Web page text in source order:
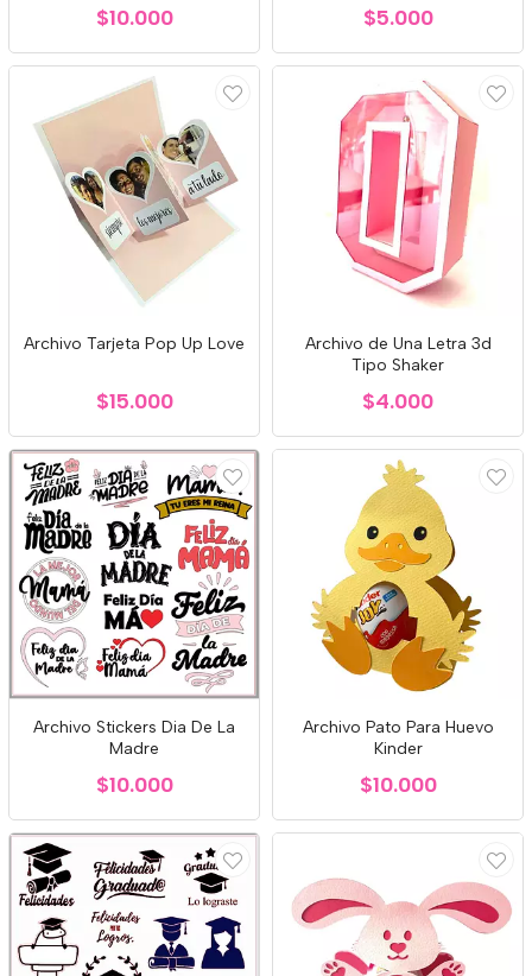
$10.000 $5.000
Archivo Tarjeta Pop Up Love
$15.000
Archivo de Una Letra 3d
Tipo Shaker
$4.000
Archivo Stickers Dia De La
Madre
$10.000
Archivo Pato Para Huevo
Kinder
$10.000